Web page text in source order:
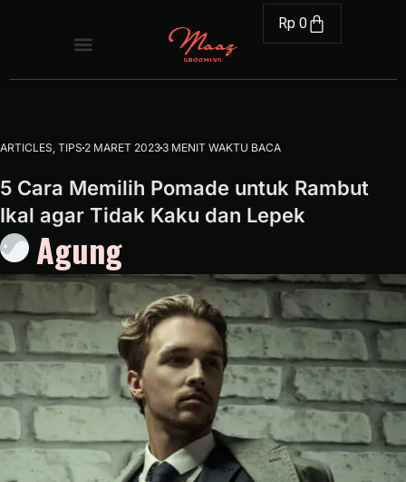
Rp 0
ARTICLES TIPS 2 MARET 2023 3 MENIT WAKTU BACA
5 Cara Memilih Pomade untuk Rambut
Ikal agar Tidak Kaku dan Lepek
Agung